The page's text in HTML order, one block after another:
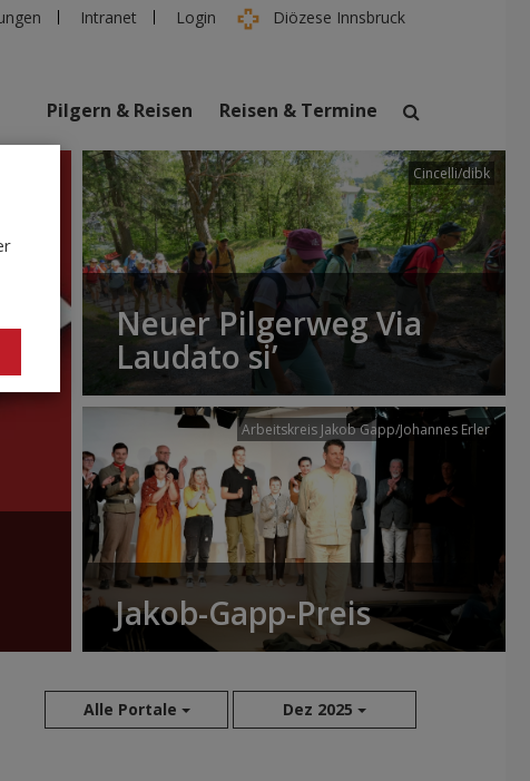
Intranet Login Diözese Innsbruck
suchen
Personen
Pilgern & Reisen Reisen & Termine
Cincelli/dibk
Neuer Pilgerweg Via
Laudato si’
Arbeitskreis Jakob Gapp/Johannes Erler
Jakob-Gapp-Preis
Alle Portale Dez 2025